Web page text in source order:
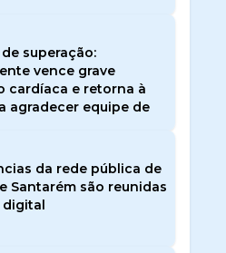
superação:
vence grave
cardíaca e retorna à
agradecer equipe de
da rede pública de
Santarém são reunidas
digital